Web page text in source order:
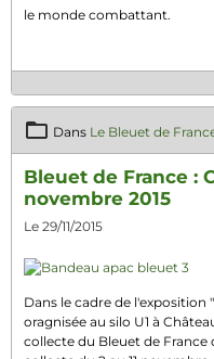
le monde combattant.
Dans Le Bleuet de
Bleuet de France :
novembre 2015
Le 29/11/2015
Dans le cadre de l'exposition
oragnisée au silo U1 à
collecte du Bleuet de France